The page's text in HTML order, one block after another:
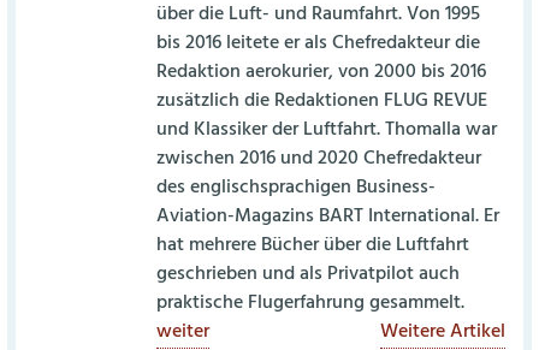
über die Luft- und Raumfahrt. Von 1995
bis 2016 leitete er als Chefredakteur die
Redaktion aerokurier, von 2000 bis 2016
zusätzlich die Redaktionen FLUG REVUE
und Klassiker der Luftfahrt. Thomalla war
zwischen 2016 und 2020 Chefredakteur
des englischsprachigen Business-
Aviation-Magazins BART International. Er
hat mehrere Bücher über die Luftfahrt
geschrieben und als Privatpilot auch
praktische Flugerfahrung gesammelt.
weiter
Weitere Artikel